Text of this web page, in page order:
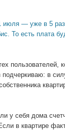
— уже в 5
То есть плата
пользователей,
в
у себя дома
в квартире